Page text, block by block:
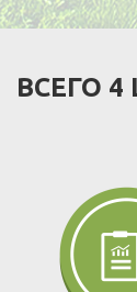
ВСЕГО